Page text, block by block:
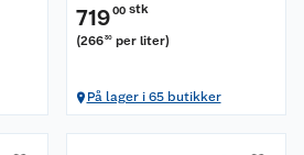
71900 stk
(26630 per liter)
På lager i 65 butikker